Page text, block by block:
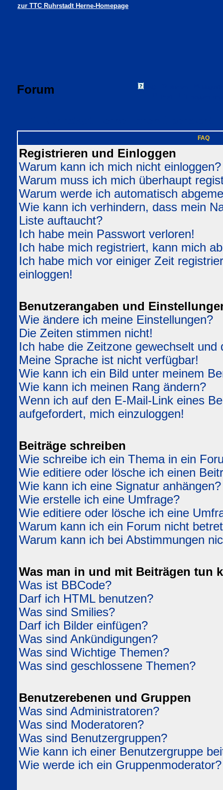
zur TTC Ruhrstadt Herne-Homepage
Forum
FAQ
Registrieren und Einloggen
Warum kann ich mich nicht einloggen?
Warum muss ich mich überhaupt
Warum werde ich automatisch
Wie kann ich verhindern, dass mein
Liste auftaucht?
Ich habe mein Passwort verloren!
Ich habe mich registriert, kann mich
Ich habe mich vor einiger Zeit
einloggen!
Benutzerangaben und
Wie ändere ich meine Einstellungen?
Die Zeiten stimmen nicht!
Ich habe die Zeitzone gewechselt
Meine Sprache ist nicht verfügbar!
Wie kann ich ein Bild unter meinem
Wie kann ich meinen Rang ändern?
Wenn ich auf den E-Mail-Link eines
aufgefordert, mich einzuloggen!
Beiträge schreiben
Wie schreibe ich ein Thema in ein
Wie editiere oder lösche ich einen
Wie kann ich eine Signatur anhängen?
Wie erstelle ich eine Umfrage?
Wie editiere oder lösche ich eine
Warum kann ich ein Forum nicht
Warum kann ich bei Abstimmungen
Was man in und mit Beiträgen tun
Was ist BBCode?
Darf ich HTML benutzen?
Was sind Smilies?
Darf ich Bilder einfügen?
Was sind Ankündigungen?
Was sind Wichtige Themen?
Was sind geschlossene Themen?
Benutzerebenen und Gruppen
Was sind Administratoren?
Was sind Moderatoren?
Was sind Benutzergruppen?
Wie kann ich einer Benutzergruppe
Wie werde ich ein Gruppenmoderator?